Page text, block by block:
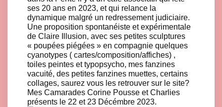
ses 20 ans en 2023, et qui relance la
dynamique malgré un redressement judiciaire.
Une proposition spontanéiste et expérimentale
de Claire Illusion, avec ses petites sculptures
« poupées piégées » en compagnie quelques
cyanotypes ( cartes/composition/affiches) ,
toiles peintes et typopsycho, mes fanzines
vacuité, des petites fanzines muettes, certains
collages, saurez vous les retrouver sur le site?
Mes Camarades Corine Pousse et Charlies
présents le 22 et 23 Décémbre 2023.